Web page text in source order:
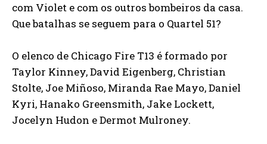
com Violet e com os outros bombeiros da casa.
Que batalhas se seguem para o Quartel 51?
O elenco de Chicago Fire T13 é formado por
Taylor Kinney, David Eigenberg, Christian
Stolte, Joe Miñoso, Miranda Rae Mayo, Daniel
Kyri, Hanako Greensmith, Jake Lockett,
Jocelyn Hudon e Dermot Mulroney.